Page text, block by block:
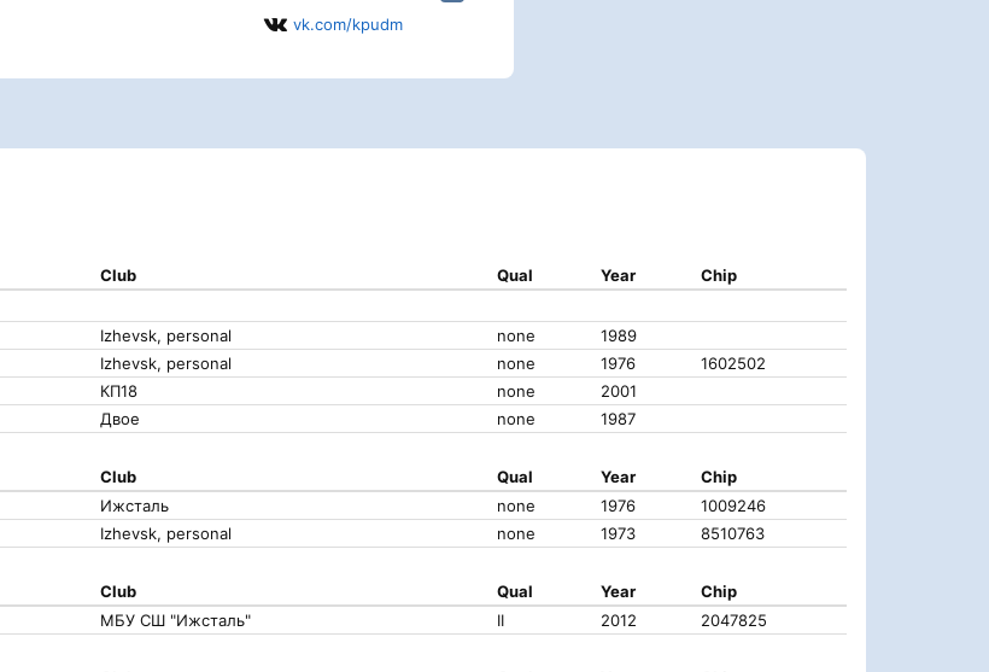
vk.com/kpudm
Club Qual Year Chip
Izhevsk, personal none
1989
Izhevsk, personal none 1976
1602502
КП18 none
2001
Двое none 1987
Club Qual Year
Chip
Ижсталь none 1976
1009246
Izhevsk, personal none 1973 8510763
Club Qual Year
Chip
МБУ СШ "Ижсталь" II 2012 2047825